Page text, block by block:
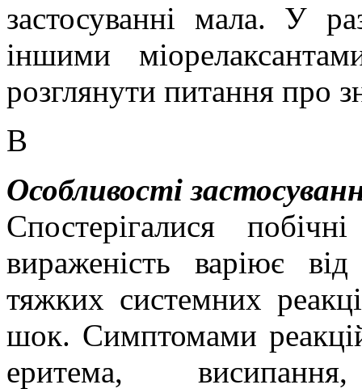
застосуванні мала. У
іншими
розглянути питання про
В
Особливості
Спостерігалися
вираженість варіює
тяжких системних
шок. Симптомами
еритема,